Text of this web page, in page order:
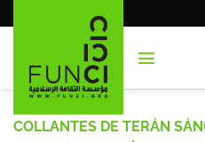
al
COLLANTES DE TERÁN